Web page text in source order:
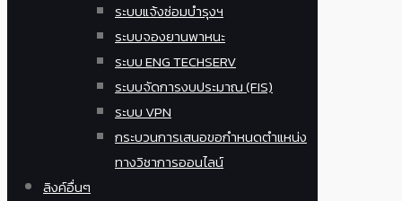
ระบบแจ้งซ่อมบำรุงฯ
ระบบจองยานพาหนะ
ระบบ ENG TECHSERV
ระบบจัดการงบประมาณ (FIS)
ระบบ VPN
กระบวนการเสนอขอกำหนดตำแหน่ง
ทางวิชาการออนไลน์
ลิงค์อื่นๆ